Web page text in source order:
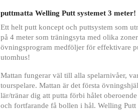
puttmatta Welling Putt systemet 3 meter!
Ett helt putt koncept och puttsystem som
på 4 meter som träningsyta med olika
övningsprogram medföljer för effektivare
utomhus!
Mattan fungerar väl till alla spelarnivåer,
tourspelare. Mattan är det första
lär/tränar dig att putta förbi hålet
och fortfarande få bollen i hål. Welling